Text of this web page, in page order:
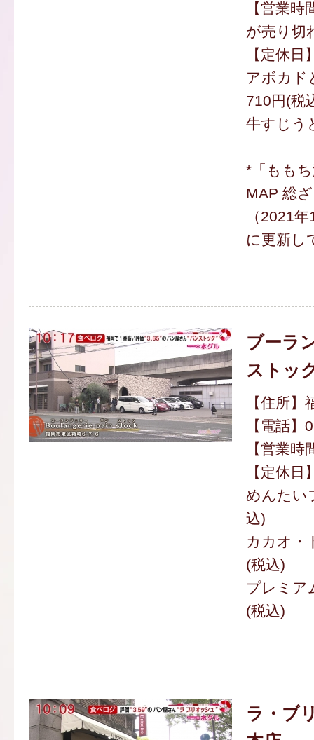
【営業
が売り切
【定休日
アボカド
710円(税
牛すじう
*「もも
MAP 総
（2021
に更新し
ブーラ
ストッ
【住所
【電話
【営業
【定休
めんたい
込)
カカオ・
(税込)
プレミア
(税込)
ラ・ブ